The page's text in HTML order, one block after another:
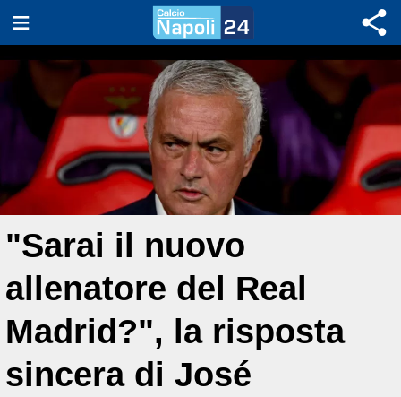
"Sarai il nuovo
allenatore del Real
Madrid?", la risposta
sincera di José